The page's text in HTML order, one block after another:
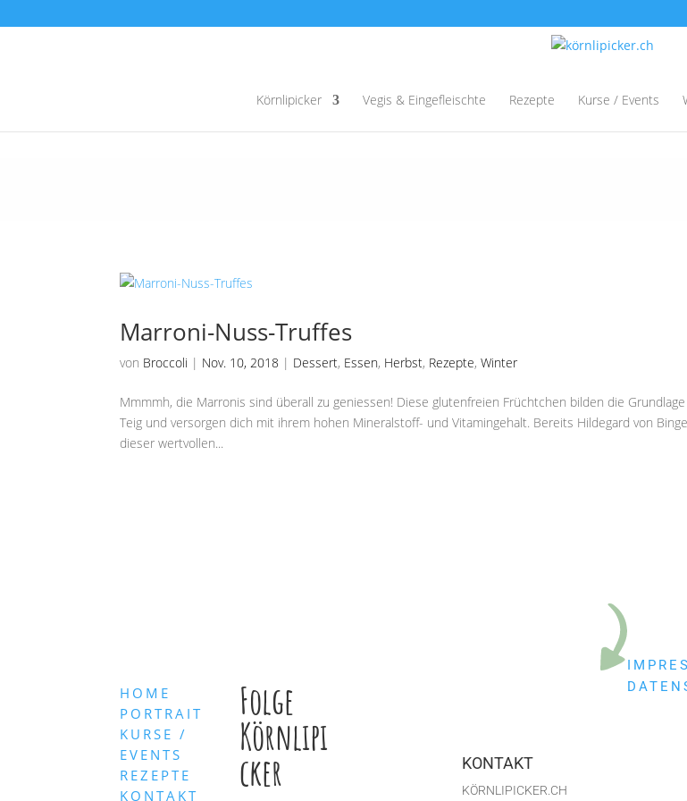
Körnlipicker Vegis & Eingefleischte Rezepte Kurse / Events
Marroni-Nuss-Truffes
von Broccoli | Nov. 10, 2018 | Dessert, Essen, Herbst, Rezepte,Winter
Mmmmh, die Marronis sind überall zu geniessen! Diese glutenfreien Früchtchen bilden die
Teig und versorgen dich mit ihrem hohen Mineralstoff- und Vitamingehalt. Bereits Hildegard von
dieser wertvollen...
HOME
PORTRAIT
KURSE /
EVENTS
REZEPTE
KONTAKT
Folge
Körnlipi
cker KONTAKT
KÖRNLIPICKER.CH